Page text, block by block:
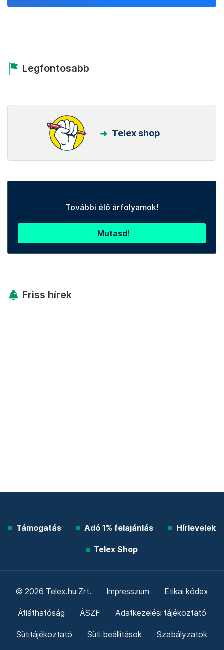
Legfontosabb
Telex shop
További élő árfolyamok!
Mutasd!
Friss hírek
Támogatás Adó 1% felajánlás Hírlevelek
Telex Shop
© 2026 Telex.hu Zrt. Impresszum Etikai kódex
Átláthatóság ÁSZF Adatkezelési tájékoztató
Sütitájékoztató Süti beállítások Szabályzatok